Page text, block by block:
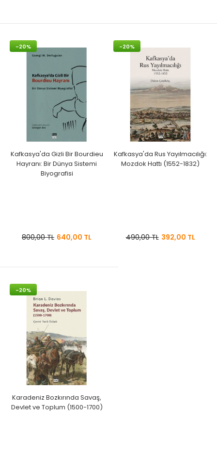
-20%
Kafkasya'da Gizli Bir Bourdieu
Hayranı: Bir Dünya Sistemi
Biyografisi
800,00 TL 640,00 TL
-20%
Kafkasya'da Rus Yayılmacılığı:
Mozdok Hattı (1552-1832)
490,00 TL 392,00 TL
-20%
Karadeniz Bozkırında Savaş,
Devlet ve Toplum (1500-1700)